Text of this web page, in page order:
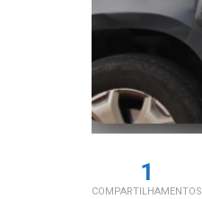
1
COMPARTILHAMENTOS